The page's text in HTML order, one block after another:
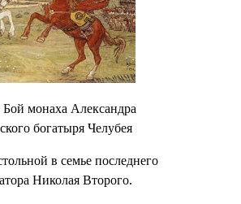
Бой монаха Александра
богатыря Челубея
в семье последнего
Николая Второго.